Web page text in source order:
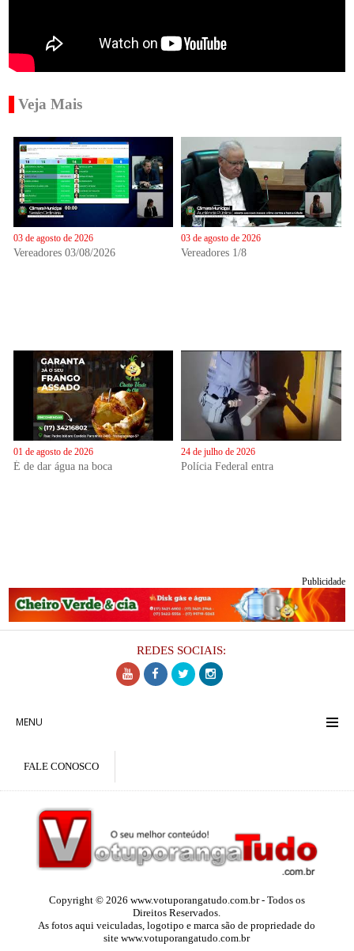
Veja Mais
03 de agosto de 2026
Vereadores 03/08/2026
03 de agosto de 2026
Vereadores 1/8
01 de agosto de 2026
É de dar água na boca
24 de julho de 2026
Polícia Federal entra
Publicidade
REDES SOCIAIS:
MENU
FALE CONOSCO
Copyright © 2026 www.votuporangatudo.com.br - Todos os
Direitos Reservados.
As fotos aqui veiculadas, logotipo e marca são de propriedade do
site www.votuporangatudo.com.br